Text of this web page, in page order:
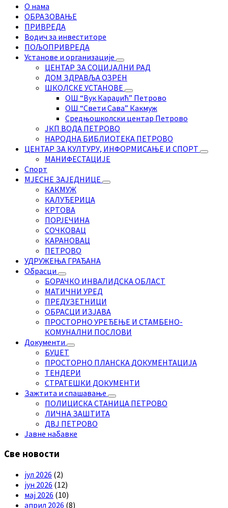
О нама
ОБРАЗОВАЊЕ
ПРИВРЕДА
Водич за инвеститоре
ПОЉОПРИВРЕДА
Установе и организације
ЦЕНТАР ЗА СОЦИЈАЛНИ РАД
ДОМ ЗДРАВЉА ОЗРЕН
ШКОЛСКЕ УСТАНОВЕ
ОШ “Вук Караџић” Петрово
ОШ “Свети Сава” Какмуж
Средњошколски центар Петрово
ЈКП ВОДА ПЕТРОВО
НАРОДНА БИБЛИОТЕКА ПЕТРОВО
ЦЕНТАР ЗА КУЛТУРУ, ИНФОРМИСАЊЕ И СПОРТ
МАНИФЕСТАЦИЈЕ
Спорт
МЈЕСНЕ ЗАЈЕДНИЦЕ
КАКМУЖ
КАЛУЂЕРИЦА
КРТОВА
ПОРЈЕЧИНА
СОЧКОВАЦ
КАРАНОВАЦ
ПЕТРОВО
УДРУЖЕЊА ГРАЂАНА
Обрасци
БОРАЧКО ИНВАЛИДСКА ОБЛАСТ
МАТИЧНИ УРЕД
ПРЕДУЗЕТНИЦИ
ОБРАСЦИ ИЗЈАВА
ПРОСТОРНО УРЕЂЕЊЕ И СТАМБЕНО-
КОМУНАЛНИ ПОСЛОВИ
Документи
БУЏЕТ
ПРОСТОРНО ПЛАНСКА ДОКУМЕНТАЦИЈА
ТЕНДЕРИ
СТРАТЕШКИ ДОКУМЕНТИ
Зажтита и спашавање
ПОЛИЦИСКА СТАНИЦА ПЕТРОВО
ЛИЧНА ЗАШТИТА
ДВЈ ПЕТРОВО
Јавне набавке
Све новости
јул 2026 (2)
јун 2026 (12)
мај 2026 (10)
април 2026 (8)